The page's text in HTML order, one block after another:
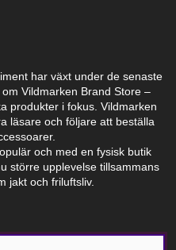
har växt under de senaste
Vildmarken Brand Store –
produkter i fokus. Vildmarken
läsare och följare att beställa
och med en fysisk butik
större upplevelse tillsammans
jakt och friluftsliv.